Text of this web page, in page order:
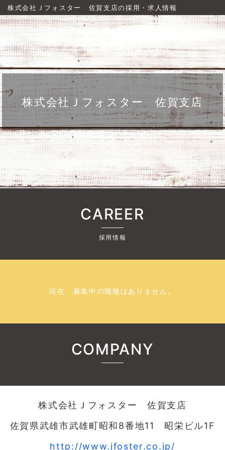
株式会社Ｊフォスター 佐賀支店の採用・求人情報
株式会社Ｊフォスター 佐賀支店
CAREER
採用情報
現在、募集中の職種はありません。
COMPANY
株式会社Ｊフォスター 佐賀支店
佐賀県武雄市武雄町昭和8番地11 昭栄ビル1F
http://www.jfoster.co.jp/